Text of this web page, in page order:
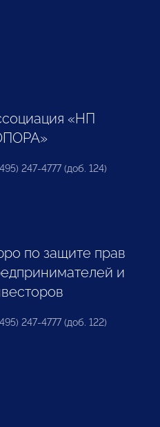
«НП
247-4777 (доб. 124)
по защите прав
и
247-4777 (доб. 122)